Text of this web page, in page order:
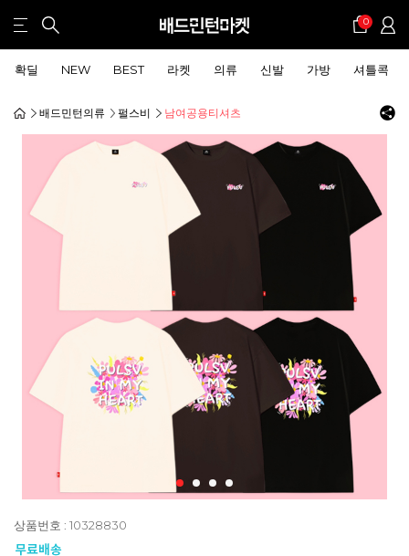
0
확딜 NEW BEST 라켓 의류 신발 가방 셔틀콕
배드민턴의류 펄스비 남여공용티셔츠
상품번호 : 10328830